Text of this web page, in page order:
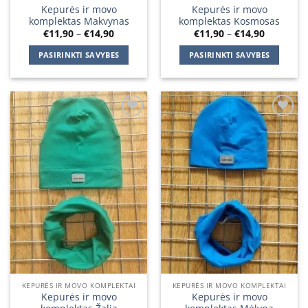
Kepurės ir movo
komplektas Makvynas
€11,90 – €14,90Price
€11,90
through
€14,90
PASIRINKTI SAVYBES
has
multiple
variants.
The
options
may
be
chosen
on
the
product
page
Kepurės ir movo
komplektas Kosmosas
€11,90 – €14,90Price
€11,90
through
€14,90
PASIRINKTI SAVYBES
has
multiple
variants.
The
options
may
be
chosen
on
the
product
page
Add to
wishlist
KEPURĖS IR MOVO KOMPLEKTAI
Kepurės ir movo
Add to
wishlist
KEPURĖS IR MOVO KOMPLEKTAI
Kepurės ir movo